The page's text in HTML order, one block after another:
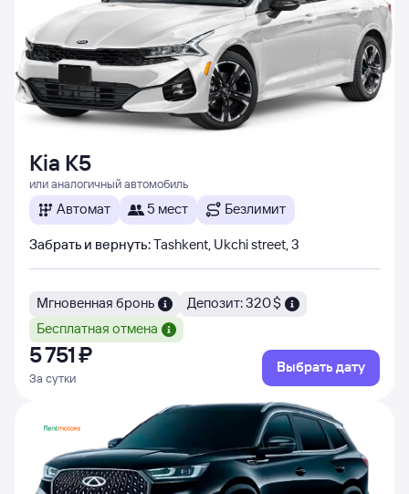
Kia K5
или аналогичный автомобиль
Автомат 5 мест Безлимит
Забрать и вернуть:Tashkent, Ukchi street, 3
Мгновенная бронь
Депозит: 320 $
Бесплатная отмена
5 ⁠751 ⁠₽
За сутки
Выбрать дату